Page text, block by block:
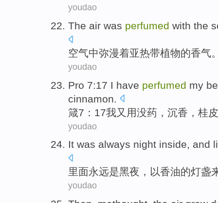
youdao
The air was perfumed with the
空气中弥漫着亚热带植物的香气
youdao
Pro 7:17 I have perfumed my
cinnamon
箴7：17我又 用没药 ， 沉香 ， 桂皮
youdao
It was always night inside, and
里面永远是黑夜， 以香油的灯盏
youdao